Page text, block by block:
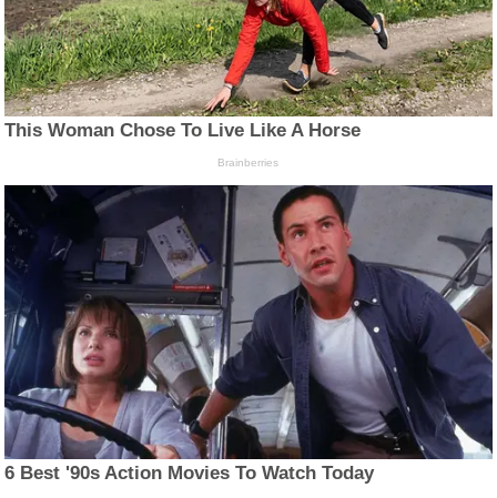
This Woman Chose To Live Like A Horse
Brainberries
6 Best '90s Action Movies To Watch Today